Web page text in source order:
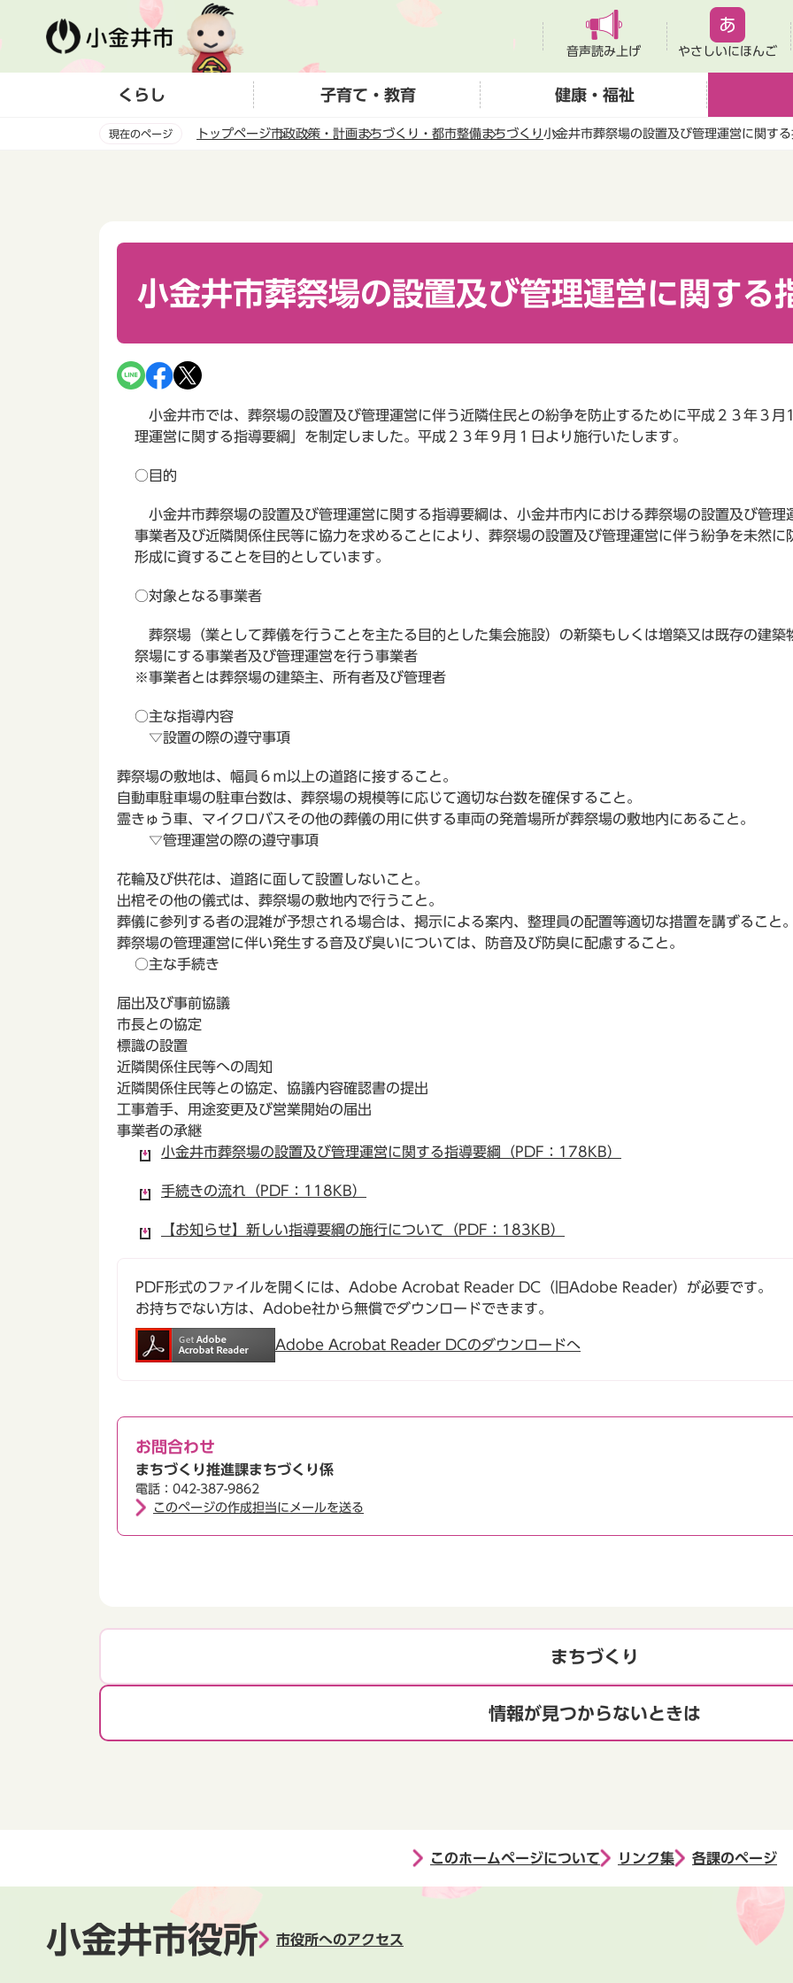
ー
音声読み上げ やさしいにほんご
くらし 子育て・教育 健康・福祉
現在のページ トップページ市政政策・計画まちづくり・都市整備まちづくり小金井市葬祭場の設置及び管理運営に関す
小金井市葬祭場の設置及び管理運営に関する
小金井市では、葬祭場の設置及び管理運営に伴う近隣住民との紛争を防止するために平成２３年３
理運営に関する指導要綱」を制定しました。平成２３年９月１日より施行いたします。
○目的
小金井市葬祭場の設置及び管理運営に関する指導要綱は、小金井市内における葬祭場の設置及び管理
事業者及び近隣関係住民等に協力を求めることにより、葬祭場の設置及び管理運営に伴う紛争を未然
形成に資することを目的としています。
○対象となる事業者
葬祭場（業として葬儀を行うことを主たる目的とした集会施設）の新築もしくは増築又は既存の建築
祭場にする事業者及び管理運営を行う事業者
※事業者とは葬祭場の建築主、所有者及び管理者
○主な指導内容
▽設置の際の遵守事項
葬祭場の敷地は、幅員６ｍ以上の道路に接すること。
自動車駐車場の駐車台数は、葬祭場の規模等に応じて適切な台数を確保すること。
霊きゅう車、マイクロバスその他の葬儀の用に供する車両の発着場所が葬祭場の敷地内にあること。
▽管理運営の際の遵守事項
花輪及び供花は、道路に面して設置しないこと。
出棺その他の儀式は、葬祭場の敷地内で行うこと。
葬儀に参列する者の混雑が予想される場合は、掲示による案内、整理員の配置等適切な措置を講ずること
葬祭場の管理運営に伴い発生する音及び臭いについては、防音及び防臭に配慮すること。
○主な手続き
届出及び事前協議
市長との協定
標識の設置
近隣関係住民等への周知
近隣関係住民等との協定、協議内容確認書の提出
工事着手、用途変更及び営業開始の届出
事業者の承継
小金井市葬祭場の設置及び管理運営に関する指導要綱（PDF：178KB）
手続きの流れ（PDF：118KB）
【お知らせ】新しい指導要綱の施行について（PDF：183KB）
PDF形式のファイルを開くには、Adobe Acrobat Reader DC（旧Adobe Reader）が必要です。
お持ちでない方は、Adobe社から無償でダウンロードできます。
Adobe Acrobat Reader DCのダウンロードへ
お問合わせ
まちづくり推進課まちづくり係
電話：042-387-9862
このページの作成担当にメールを送る
まちづくり
情報が見つからないときは
このホームページについて リンク集 各課のページ
小金井市役所 市役所へのアクセス